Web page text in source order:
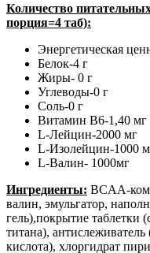
Количество
порция=4 таб):
Энергетическая
Белок-4 г
Жиры- 0 г
Углеводы-0 г
Соль-0 г
Витамин В6-1,40 мг
L-Лейцин-2000 мг
L-Изолейцин-1000
L-Валин- 1000мг
Ингредиенты: BCAA-
валин, эмульгатор,
гель),покрытие таблетки
титана), антислеживатель
кислота), хлоргидрат